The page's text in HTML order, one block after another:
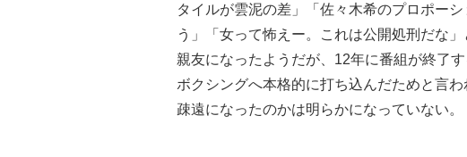
タイルが雲泥の差」「佐々木希のプロポー
う」「女って怖えー。これは公開処刑だな
親友になったようだが、12年に番組が終了
ボクシングへ本格的に打ち込んだためと言
疎遠になったのかは明らかになっていない。